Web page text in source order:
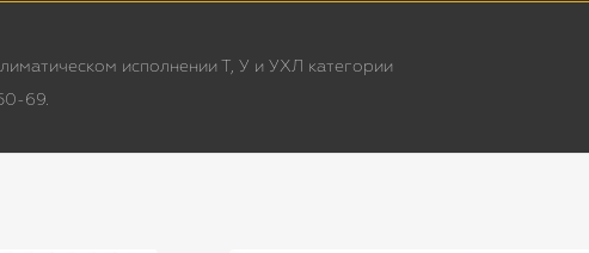
исполнении Т, У и УХЛ категории
69.